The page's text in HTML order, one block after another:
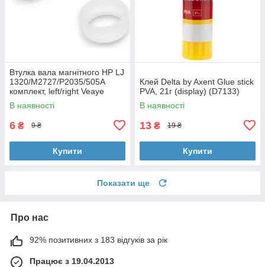
Втулка вала магнітного HP LJ
1320/M2727/P2035/505A
комплект, left/right Veaye
(BSHMR-505U-VE)
В наявності
6 ₴ 9 ₴
Купити
Клей Delta by Axent Glue stick
PVA, 21г (display) (D7133)
В наявності
13 ₴ 19 ₴
Купити
Показати ще
Про нас
92% позитивних з 183 відгуків за рік
Працює з 19.04.2013